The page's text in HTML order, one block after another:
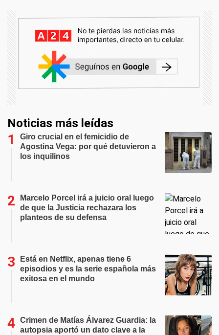
Noticias más leídas
Giro crucial en el femicidio de
Agostina Vega: por qué detuvieron a
los inquilinos
Marcelo Porcel irá a juicio oral luego
de que la Justicia rechazara los
planteos de su defensa
Está en Netflix, apenas tiene 6
episodios y es la serie española más
exitosa en el mundo
Crimen de Matías Álvarez Guardia: la
autopsia aportó un dato clave a la